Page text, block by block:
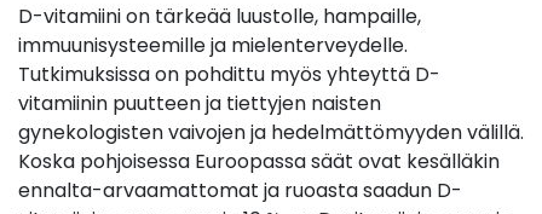
D-vitamiini on tärkeää luustolle, hampaille,
immuunisysteemille ja mielenterveydelle.
Tutkimuksissa on pohdittu myös yhteyttä D-
vitamiinin puutteen ja tiettyjen naisten
gynekologisten vaivojen ja hedelmättömyyden välillä.
Koska pohjoisessa Euroopassa säät ovat kesälläkin
ennalta-arvaamattomat ja ruoasta saadun D-